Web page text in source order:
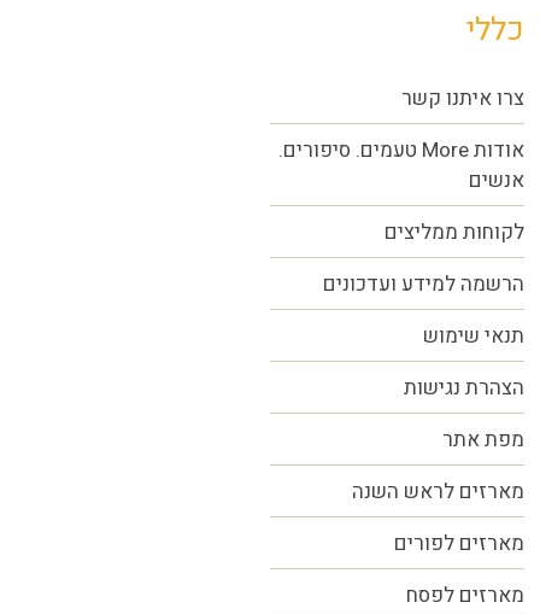
כללי
צרו איתנו קשר
אודות More טעמים. סיפורים.
אנשים
לקוחות ממליצים
הרשמה למידע ועדכונים
תנאי שימוש
הצהרת נגישות
מפת אתר
מארזים לראש השנה
מארזים לפורים
מארזים לפסח